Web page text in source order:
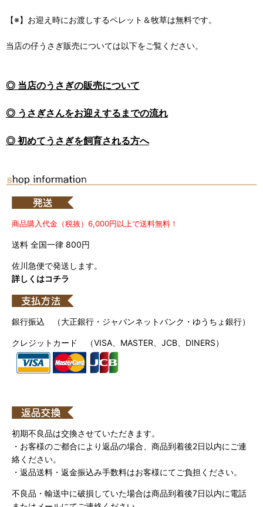
【※】お迎え時にお渡しするペレット＆牧草は無料です。
当店の仔うさぎ販売については以下をご覧ください。
◎ 当店のうさぎの販売について
◎ うさぎさんをお迎えするまでの流れ
◎ 初めてうさぎを飼育される方へ
商品購入代金（税抜）6,000円以上で送料無料！
送料 全国一律 800円
佐川急便で発送します。
詳しくはコチラ
銀行振込 （大正銀行・ジャパンネットバンク・ゆうちょ銀行）
クレジットカード （VISA、MASTER、JCB、DINERS）
初期不良品は交換させていただきます。
・お客様のご都合により返品の場合、商品到着後2日以内にご連
絡ください。
・返品送料・返金振込み手数料はお客様にてご負担ください。
不良品・輸送中に破損していた場合は商品到着後7日以内に電話